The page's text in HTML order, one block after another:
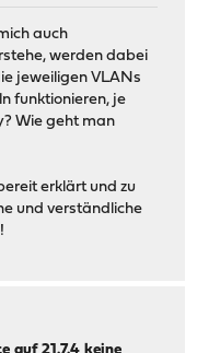
auch
werden dabei
jeweiligen VLANs
funktionieren, je
Wie geht man
erklärt und zu
und verständliche